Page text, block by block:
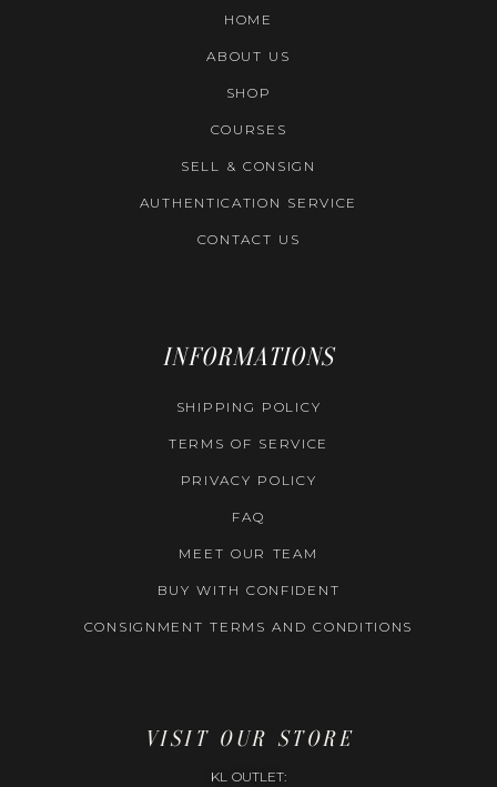
HOME
ABOUT US
SHOP
COURSES
SELL & CONSIGN
AUTHENTICATION SERVICE
CONTACT US
INFORMATIONS
SHIPPING POLICY
TERMS OF SERVICE
PRIVACY POLICY
FAQ
MEET OUR TEAM
BUY WITH CONFIDENT
CONSIGNMENT TERMS AND CONDITIONS
VISIT OUR STORE
KL OUTLET: